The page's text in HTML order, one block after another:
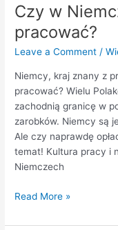
Czy w
pracować?
Leave a Comment /
Niemcy, kraj znany z
pracować? Wielu
zachodnią granicę w
zarobków. Niemcy są
Ale czy naprawdę
temat! Kultura pracy i
Niemczech
Read More »